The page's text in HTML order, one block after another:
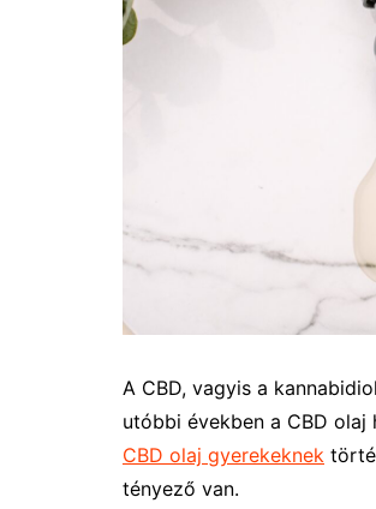
A CBD, vagyis a
utóbbi években a CBD
CBD olaj gyerekeknek
tényező van.